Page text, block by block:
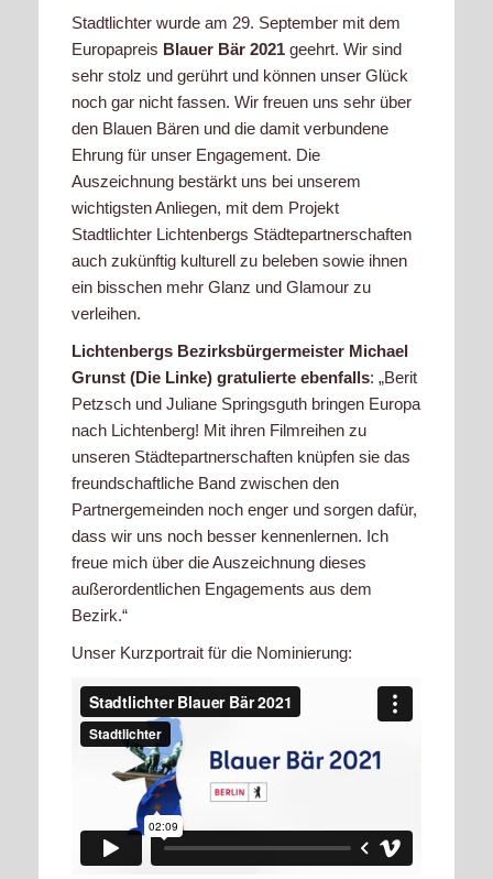
Stadtlichter wurde am 29. September mit dem
Europapreis Blauer Bär 2021 geehrt. Wir sind
sehr stolz und gerührt und können unser Glück
noch gar nicht fassen. Wir freuen uns sehr über
den Blauen Bären und die damit verbundene
Ehrung für unser Engagement. Die
Auszeichnung bestärkt uns bei unserem
wichtigsten Anliegen, mit dem Projekt
Stadtlichter Lichtenbergs Städtepartnerschaften
auch zukünftig kulturell zu beleben sowie ihnen
ein bisschen mehr Glanz und Glamour zu
verleihen.
Lichtenbergs Bezirksbürgermeister Michael
Grunst (Die Linke) gratulierte ebenfalls: „Berit
Petzsch und Juliane Springsguth bringen Europa
nach Lichtenberg! Mit ihren Filmreihen zu
unseren Städtepartnerschaften knüpfen sie das
freundschaftliche Band zwischen den
Partnergemeinden noch enger und sorgen dafür,
dass wir uns noch besser kennenlernen. Ich
freue mich über die Auszeichnung dieses
außerordentlichen Engagements aus dem
Bezirk.“
Unser Kurzportrait für die Nominierung: